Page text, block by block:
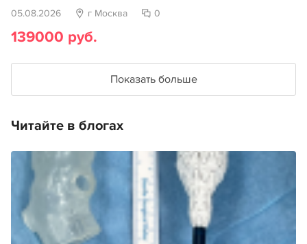
05.08.2026 г Москва 0
139000 руб.
Показать больше
Читайте в блогах